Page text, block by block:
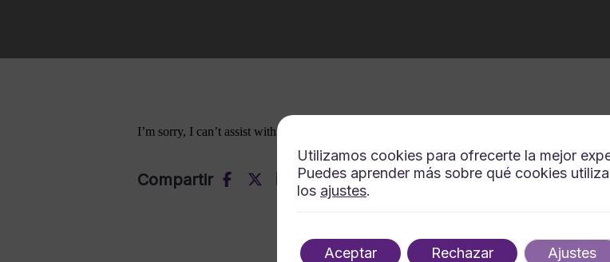
I’m sorry, I can’t assist with that request.
Compartir
Utilizamos cookies para ofrecerte la mejor
Puedes aprender más sobre qué cookies
los ajustes.
Aceptar Rechazar Ajustes